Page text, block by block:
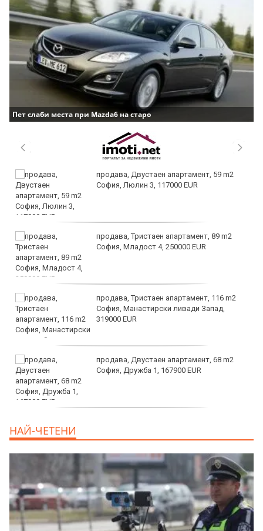
Пет слаби места при Mazda6 на старо
продава, Двустаен апартамент, 59 m2
София, Люлин 3, 117000 EUR
продава, Тристаен апартамент, 89 m2
София, Младост 4, 250000 EUR
продава, Тристаен апартамент, 116 m2
София, Манастирски ливади Запад,
319000 EUR
продава, Двустаен апартамент, 68 m2
София, Дружба 1, 167900 EUR
НАЙ-ЧЕТЕНИ